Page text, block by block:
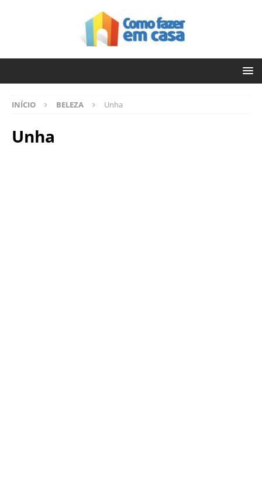
INÍCIO BELEZA Unha
Unha